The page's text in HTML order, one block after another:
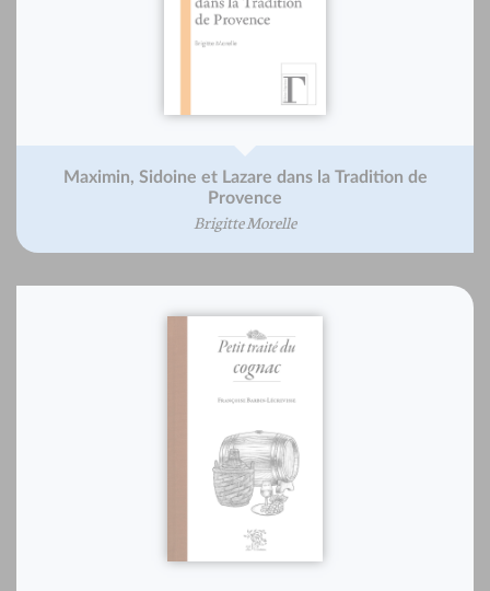
Maximin, Sidoine et Lazare dans la Tradition de
Provence
Brigitte Morelle